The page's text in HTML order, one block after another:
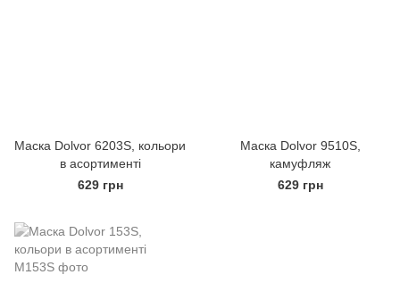
Маска Dolvor 6203S, кольори
в асортименті
629 грн
Маска Dolvor 9510S,
камуфляж
629 грн